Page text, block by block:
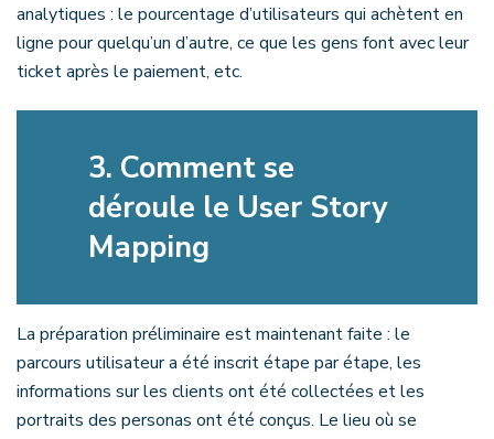
analytiques : le pourcentage d’utilisateurs qui achètent en
ligne pour quelqu’un d’autre, ce que les gens font avec leur
ticket après le paiement, etc.
3. Comment se
déroule le User Story
Mapping
La préparation préliminaire est maintenant faite : le
parcours utilisateur a été inscrit étape par étape, les
informations sur les clients ont été collectées et les
portraits des personas ont été conçus. Le lieu où se